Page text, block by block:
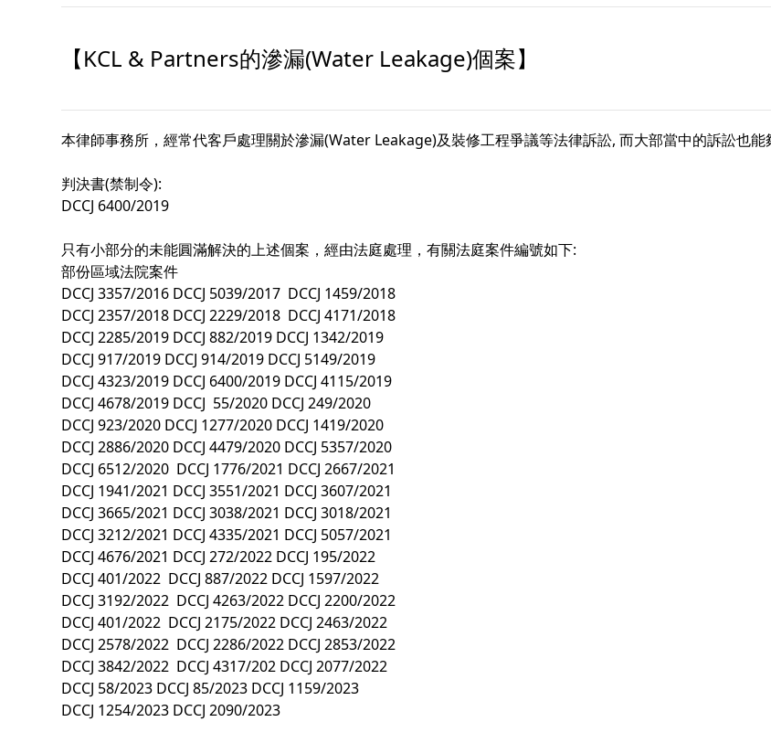
【KCL & Partners的滲漏(Water Leakage)個案】
本律師事務所，經常代客戶處理關於滲漏(Water Leakage)及裝修工程爭議等法律訴訟, 而大部當中的訴訟也
判決書(禁制令):
DCCJ 6400/2019
只有小部分的未能圓滿解決的上述個案，經由法庭處理，有關法庭案件編號如下:
部份區域法院案件
DCCJ 3357/2016 DCCJ 5039/2017 DCCJ 1459/2018
DCCJ 2357/2018 DCCJ 2229/2018 DCCJ 4171/2018
DCCJ 2285/2019 DCCJ 882/2019 DCCJ 1342/2019
DCCJ 917/2019 DCCJ 914/2019 DCCJ 5149/2019
DCCJ 4323/2019 DCCJ 6400/2019 DCCJ 4115/2019
DCCJ 4678/2019 DCCJ 55/2020 DCCJ 249/2020
DCCJ 923/2020 DCCJ 1277/2020 DCCJ 1419/2020
DCCJ 2886/2020 DCCJ 4479/2020 DCCJ 5357/2020
DCCJ 6512/2020 DCCJ 1776/2021 DCCJ 2667/2021
DCCJ 1941/2021 DCCJ 3551/2021 DCCJ 3607/2021
DCCJ 3665/2021 DCCJ 3038/2021 DCCJ 3018/2021
DCCJ 3212/2021 DCCJ 4335/2021 DCCJ 5057/2021
DCCJ 4676/2021 DCCJ 272/2022 DCCJ 195/2022
DCCJ 401/2022 DCCJ 887/2022 DCCJ 1597/2022
DCCJ 3192/2022 DCCJ 4263/2022 DCCJ 2200/2022
DCCJ 401/2022 DCCJ 2175/2022 DCCJ 2463/2022
DCCJ 2578/2022 DCCJ 2286/2022 DCCJ 2853/2022
DCCJ 3842/2022 DCCJ 4317/202 DCCJ 2077/2022
DCCJ 58/2023 DCCJ 85/2023 DCCJ 1159/2023
DCCJ 1254/2023 DCCJ 2090/2023